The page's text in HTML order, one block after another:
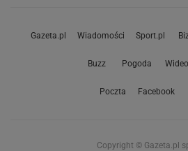
Gazeta.pl Wiadomości Sport.pl
Buzz Pogoda Wideo
Poczta Facebook
Copyright © Gazeta.pl